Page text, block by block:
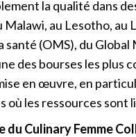
la qualité dans
au Lesotho,
(OMS), du
des bourses les
en œuvre, en
où les ressources sont
Culinary Femme